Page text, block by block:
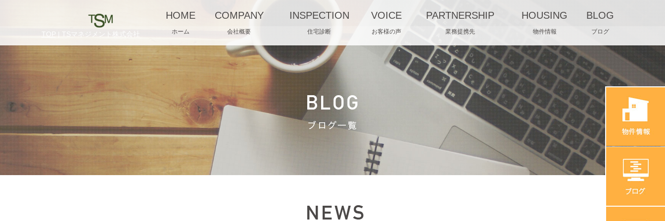
HOME
ホーム
COMPANY
会社概要
INSPECTION
住宅診断
VOICE
お客様の声
PARTNERSHIP
業務提携先
HOUSING
物件情報
BLOG
ブログ
TOP | TSマネジメント株式会社